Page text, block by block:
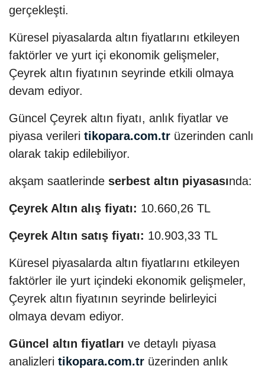
gerçekleşti.
Küresel piyasalarda altın fiyatlarını etkileyen
faktörler ve yurt içi ekonomik gelişmeler,
Çeyrek altın fiyatının seyrinde etkili olmaya
devam ediyor.
Güncel Çeyrek altın fiyatı, anlık fiyatlar ve
piyasa verileri tikopara.com.tr üzerinden canlı
olarak takip edilebiliyor.
akşam saatlerinde serbest altın piyasasında:
Çeyrek Altın alış fiyatı: 10.660,26 TL
Çeyrek Altın satış fiyatı: 10.903,33 TL
Küresel piyasalarda altın fiyatlarını etkileyen
faktörler ile yurt içindeki ekonomik gelişmeler,
Çeyrek altın fiyatının seyrinde belirleyici
olmaya devam ediyor.
Güncel altın fiyatları ve detaylı piyasa
analizleri tikopara.com.tr üzerinden anlık